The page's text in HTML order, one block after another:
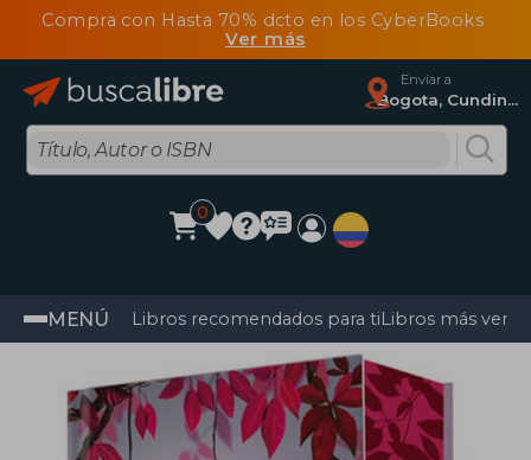
Compra con Hasta 70% dcto en los CyberBooks
Ver más
Enviar a
Bogota, Cundinamarca
0
MENÚ Libros recomendados para tiLibros más